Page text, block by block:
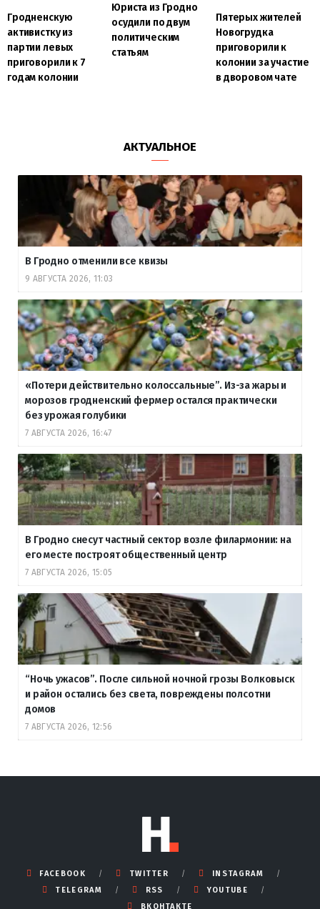
Гродненскую
активистку из
партии левых
приговорили к 7
годам колонии
Юриста из Гродно
осудили по двум
политическим
статьям
Пятерых жителей
Новогрудка
приговорили к
колонии за участие
в дворовом чате
АКТУАЛЬНОЕ
В Гродно отменили все квизы
9 АВГУСТА 2026, 11:03
«Потери действительно колоссальные”. Из-за жары и
морозов гродненский фермер остался практически
без урожая голубики
7 АВГУСТА 2026, 16:47
В Гродно снесут частный сектор возле филармонии: на
его месте построят общественный центр
7 АВГУСТА 2026, 15:05
“Ночь ужасов”. После сильной ночной грозы Волковыск
и район остались без света, повреждены полсотни
домов
7 АВГУСТА 2026, 12:56
FACEBOOK TWITTER
INSTAGRAM
TELEGRAM
RSS
YOUTUBE
ВКОНТАКТЕ